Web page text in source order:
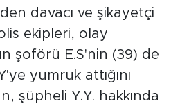
davacı ve şikayetçi
ekipleri, olay
şoförü E.S'nin (39) de
yumruk attığını
şüpheli Y.Y. hakkında